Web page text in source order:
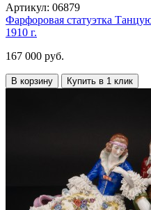
Артикул: 06879
Фарфоровая статуэтка
1910 г.
167 000 руб.
В корзину Купить в 1 клик